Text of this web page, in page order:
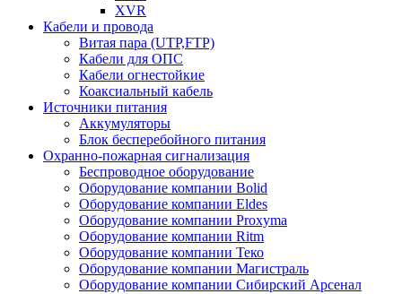
XVR
Кабели и провода
Витая пара (UTP,FTP)
Кабели для ОПС
Кабели огнестойкие
Коаксиальный кабель
Источники питания
Аккумуляторы
Блок бесперебойного питания
Охранно-пожарная сигнализация
Беспроводное оборудование
Оборудование компании Bolid
Оборудование компании Eldes
Оборудование компании Proxyma
Оборудование компании Ritm
Оборудование компании Теко
Оборудование компании Магистраль
Оборудование компании Сибирский Арсенал